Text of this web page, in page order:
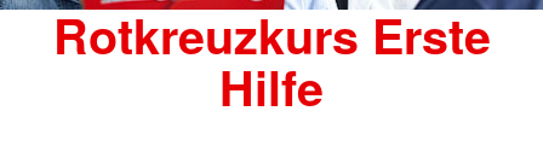
Rotkreuzkurs Erste
Hilfe